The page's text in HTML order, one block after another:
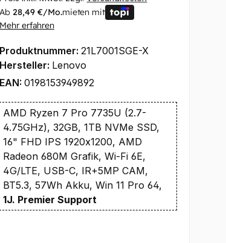
Ab28,49 €/Mo.mieten mit
Mehr erfahren
Produktnummer:21L7001SGE-X
Hersteller: Lenovo
EAN:0198153949892
AMD Ryzen 7 Pro 7735U (2.7-
4.75GHz), 32GB, 1TB NVMe SSD,
16" FHD IPS 1920x1200, AMD
Radeon 680M Grafik, Wi-Fi 6E,
4G/LTE, USB-C, IR+5MP CAM,
BT5.3, 57Wh Akku, Win 11 Pro 64,
1J. Premier Support